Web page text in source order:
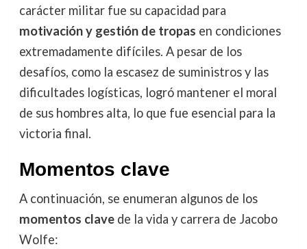
carácter militar fue su capacidad para
motivación y gestión de tropas en condiciones
extremadamente difíciles. A pesar de los
desafíos, como la escasez de suministros y las
dificultades logísticas, logró mantener el moral
de sus hombres alta, lo que fue esencial para la
victoria final.
Momentos clave
A continuación, se enumeran algunos de los
momentos clavede la vida y carrera de Jacobo
Wolfe: